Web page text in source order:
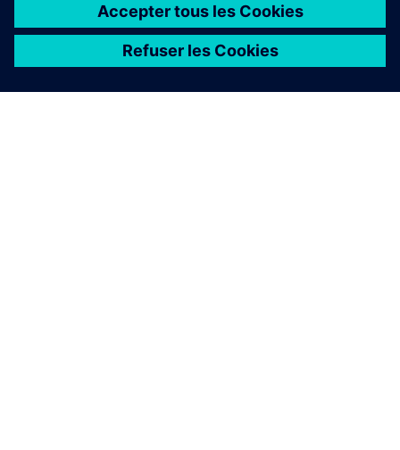
Étude de cas| Oracle Red Bull Racing
| Simulation de fatigue de composites renforcés de
fibres courtes
Étude de cas| Scuderia AlphaTauri